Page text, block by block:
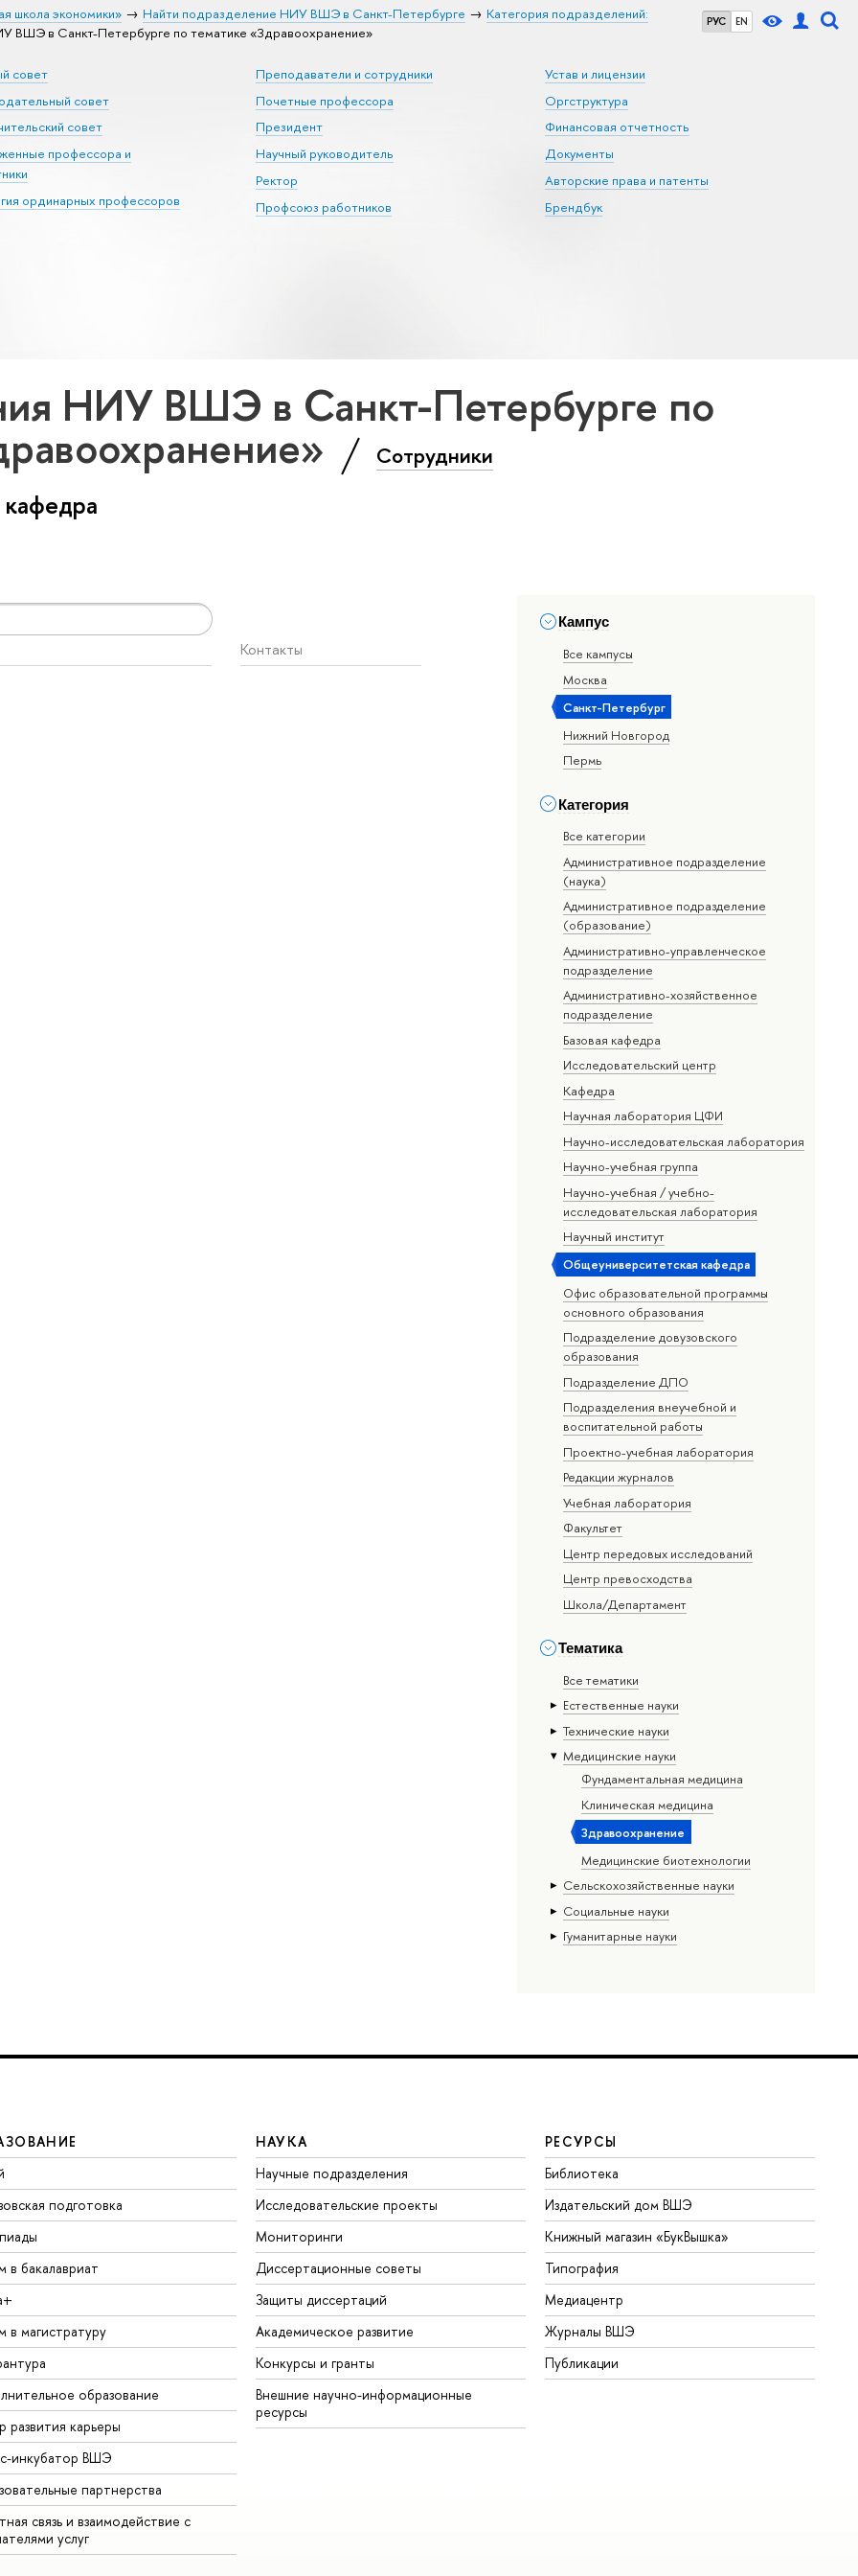
РУС EN
школа экономики» Найти подразделение НИУ ВШЭ в Санкт-Петербурге
Категория подразделений:
ВШЭ в Санкт-Петербурге по тематике «Здравоохранение»
совет
совет
совет
профессора и
ординарных профессоров
Преподаватели и сотрудники
Почетные профессора
Президент
Научный руководитель
Ректор
Профсоюз работников
Устав и лицензии
Оргструктура
Финансовая отчетность
Документы
Авторские права и патенты
Брендбук
НИУ ВШЭ в Санкт-Петербурге по
Сотрудники
Кампус
Все кампусы
Москва
Санкт-Петербург
Нижний Новгород
Пермь
Категория
Все категории
Административное подразделение
(наука)
Административное подразделение
(образование)
Административно-управленческое
подразделение
Административно-хозяйственное
подразделение
Базовая кафедра
Исследовательский центр
Кафедра
Научная лаборатория ЦФИ
Научно-исследовательская лаборатория
Научно-учебная группа
Научно-учебная / учебно-
исследовательская лаборатория
Научный институт
Общеуниверситетская кафедра
Офис образовательной программы
основного образования
Подразделение довузовского
образования
Подразделение ДПО
Подразделения внеучебной и
воспитательной работы
Проектно-учебная лаборатория
Редакции журналов
Учебная лаборатория
Факультет
Центр передовых исследований
Центр превосходства
Школа/Департамент
Тематика
Все тематики
Естественные науки
Тех­ничес­кие науки
Медицинские науки
Фундаментальная медицина
Клиническая медицина
Здравоохранение
Медицинские биотехнологии
Сельскохозяйственные науки
Социальные науки
Гуманитарные науки
Контакты
подготовка
в бакалавриат
в магистратуру
образование
развития карьеры
инкубатор ВШЭ
партнерства
связь и взаимодействие с
услуг
НАУКА
Научные подразделения
Исследовательские проекты
Мониторинги
Диссертационные советы
Защиты диссертаций
Академическое развитие
Конкурсы и гранты
Внешние научно-информационные
ресурсы
РЕСУРСЫ
Библиотека
Издательский дом ВШЭ
Книжный магазин «БукВышка»
Типография
Медиацентр
Журналы ВШЭ
Публикации